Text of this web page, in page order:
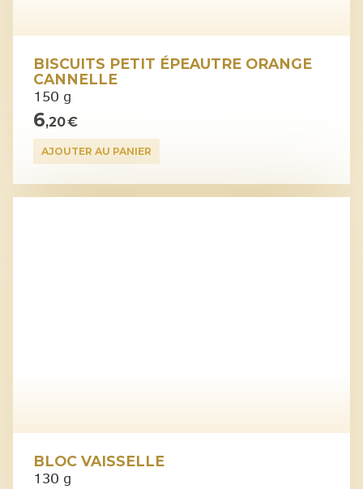
BISCUITS PETIT ÉPEAUTRE ORANGE
CANNELLE
150 g
6,20 €
AJOUTER AU PANIER
BLOC VAISSELLE
130 g